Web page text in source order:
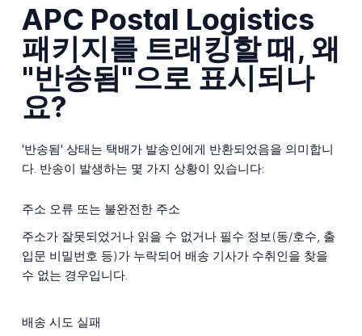
APC Postal Logistics
패키지를 트래킹할 때, 왜
"반송됨"으로 표시되나
요?
'반송됨' 상태는 택배가 발송인에게 반환되었음을 의미합니
다. 반송이 발생하는 몇 가지 상황이 있습니다:
주소 오류 또는 불완전한 주소
주소가 잘못되었거나 읽을 수 없거나 필수 정보(동/호수, 출
입문 비밀번호 등)가 누락되어 배송 기사가 수취인을 찾을
수 없는 경우입니다.
배송 시도 실패